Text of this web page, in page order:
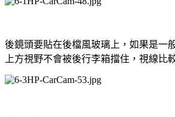
後鏡頭要貼在後檔風玻璃上，如果是一
上方視野不會被後行李箱擋住，視線比